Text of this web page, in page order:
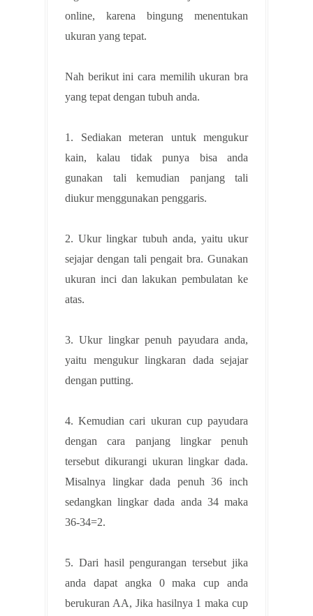
online, karena bingung menentukan
ukuran yang tepat.
Nah berikut ini cara memilih ukuran bra
yang tepat dengan tubuh anda.
1. Sediakan meteran untuk mengukur
kain, kalau tidak punya bisa anda
gunakan tali kemudian panjang tali
diukur menggunakan penggaris.
2. Ukur lingkar tubuh anda, yaitu ukur
sejajar dengan tali pengait bra. Gunakan
ukuran inci dan lakukan pembulatan ke
atas.
3. Ukur lingkar penuh payudara anda,
yaitu mengukur lingkaran dada sejajar
dengan putting.
4. Kemudian cari ukuran cup payudara
dengan cara panjang lingkar penuh
tersebut dikurangi ukuran lingkar dada.
Misalnya lingkar dada penuh 36 inch
sedangkan lingkar dada anda 34 maka
36-34=2.
5. Dari hasil pengurangan tersebut jika
anda dapat angka 0 maka cup anda
berukuran AA, Jika hasilnya 1 maka cup